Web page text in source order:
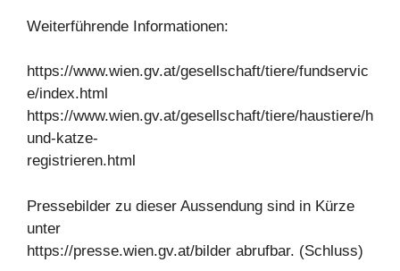
Weiterführende Informationen:
https://www.wien.gv.at/gesellschaft/tiere/fundservic
e/index.html
https://www.wien.gv.at/gesellschaft/tiere/haustiere/h
und-katze-
registrieren.html
Pressebilder zu dieser Aussendung sind in Kürze
unter
https://presse.wien.gv.at/bilder abrufbar. (Schluss)